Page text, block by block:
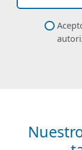
Descríbenos tu
datos